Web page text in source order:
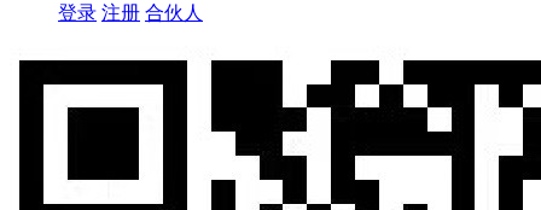
登录 注册 合伙人